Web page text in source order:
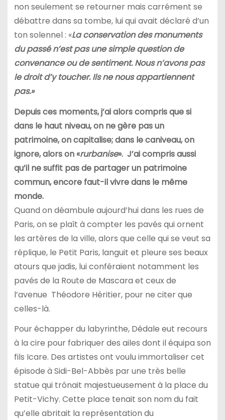
non seulement se retourner mais carrément se
débattre dans sa tombe, lui qui avait déclaré d’un
ton solennel : «La conservation des monuments
du passé n’est pas une simple question de
convenance ou de sentiment. Nous n’avons pas
le droit d’y toucher. Ils ne nous appartiennent
pas.»
Depuis ces moments, j’ai alors compris que si
dans le haut niveau, on ne gère pas un
patrimoine, on capitalise; dans le caniveau, on
ignore, alors on «rurbanise». J’ai compris aussi
qu’il ne suffit pas de partager un patrimoine
commun, encore faut-il vivre dans le même
monde.
Quand on déambule aujourd’hui dans les rues de
Paris, on se plaît à compter les pavés qui ornent
les artères de la ville, alors que celle qui se veut sa
réplique, le Petit Paris, languit et pleure ses beaux
atours que jadis, lui conféraient notamment les
pavés de la Route de Mascara et ceux de
l’avenue Théodore Héritier, pour ne citer que
celles-là.
Pour échapper du labyrinthe, Dédale eut recours
à la cire pour fabriquer des ailes dont il équipa son
fils Icare. Des artistes ont voulu immortaliser cet
épisode à Sidi-Bel-Abbès par une très belle
statue qui trônait majestueusement à la place du
Petit-Vichy. Cette place tenait son nom du fait
qu’elle abritait la représentation du